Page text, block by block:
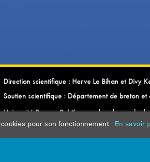
Direction scientifique : Herve Le Bihan et Divy
Soutien scientifique : Département de breton et
Université Rennes 2 / Kevrenn brezhoneg ha
pour son fonctionnement. En savoir